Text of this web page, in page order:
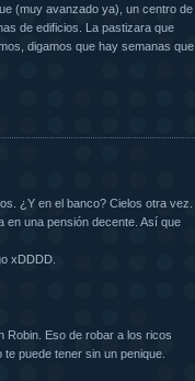
(muy avanzado ya), un centro de
de edificios. La pastizara que
digamos que hay semanas que
¿Y en el banco? Cielos otra vez.
en una pensión decente. Así que
xDDDD.
Robin. Eso de robar a los ricos
puede tener sin un penique.